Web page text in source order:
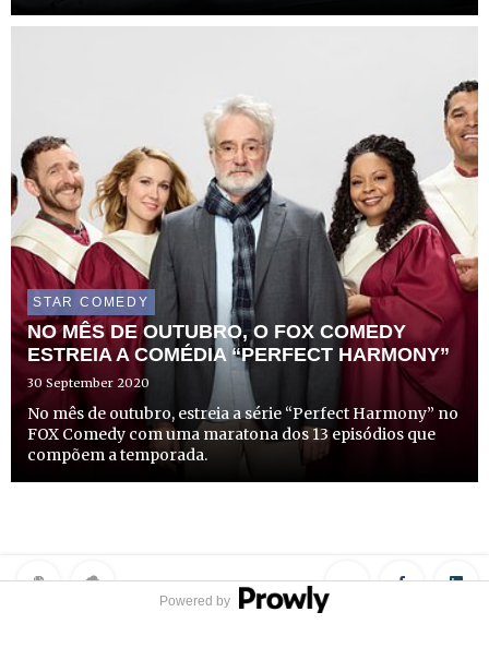
no FOX Comedy.
STAR COMEDY
NO MÊS DE OUTUBRO, O FOX COMEDY
ESTREIA A COMÉDIA “PERFECT HARMONY”
30 September 2020
No mês de outubro, estreia a série “Perfect Harmony” no
FOX Comedy com uma maratona dos 13 episódios que
compõem a temporada.
Powered by